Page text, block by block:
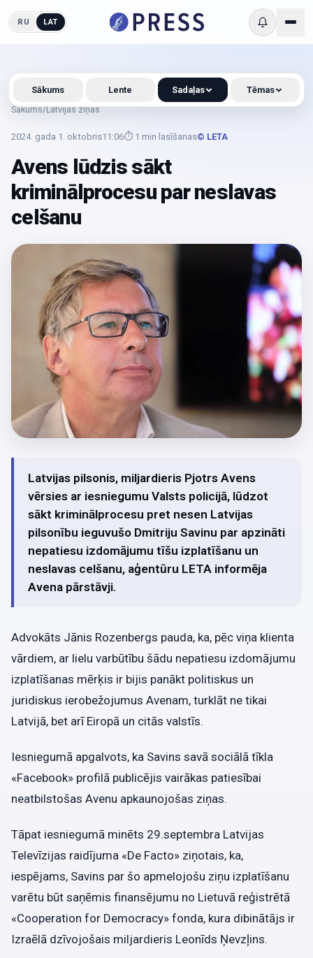
RU LAT
Sākums/Latvijas ziņas
2024. gada 1. oktobris11:06⏱ 1 min lasīšanas© LETA
Avens lūdzis sākt
kriminālprocesu par neslavas
celšanu
Latvijas pilsonis, miljardieris Pjotrs Avens
vērsies ar iesniegumu Valsts policijā, lūdzot
sākt kriminālprocesu pret nesen Latvijas
pilsonību ieguvušo Dmitriju Savinu par apzināti
nepatiesu izdomājumu tīšu izplatīšanu un
neslavas celšanu, aģentūru LETA informēja
Avena pārstāvji.
Advokāts Jānis Rozenbergs pauda, ka, pēc viņa klienta
vārdiem, ar lielu varbūtību šādu nepatiesu izdomājumu
izplatīšanas mērķis ir bijis panākt politiskus un
juridiskus ierobežojumus Avenam, turklāt ne tikai
Latvijā, bet arī Eiropā un citās valstīs.
Iesniegumā apgalvots, ka Savins savā sociālā tīkla
«Facebook» profilā publicējis vairākas patiesībai
neatbilstošas Avenu apkaunojošas ziņas.
Tāpat iesniegumā minēts 29.septembra Latvijas
Televīzijas raidījuma «De Facto» ziņotais, ka,
iespējams, Savins par šo apmelojošu ziņu izplatīšanu
varētu būt saņēmis finansējumu no Lietuvā reģistrētā
«Cooperation for Democracy» fonda, kura dibinātājs ir
Izraēlā dzīvojošais miljardieris Leonīds Ņevzļins.
Sākums Lente Sadaļas Tēmas